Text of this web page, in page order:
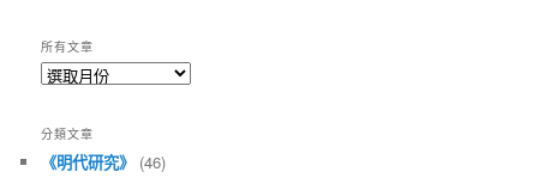
所有文章
所
章
分類文章
《明代研究》 (46)